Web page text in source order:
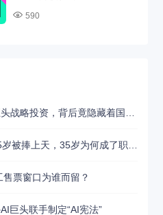
590
票窗口为谁而留？
巨头联手制定“AI宪法”